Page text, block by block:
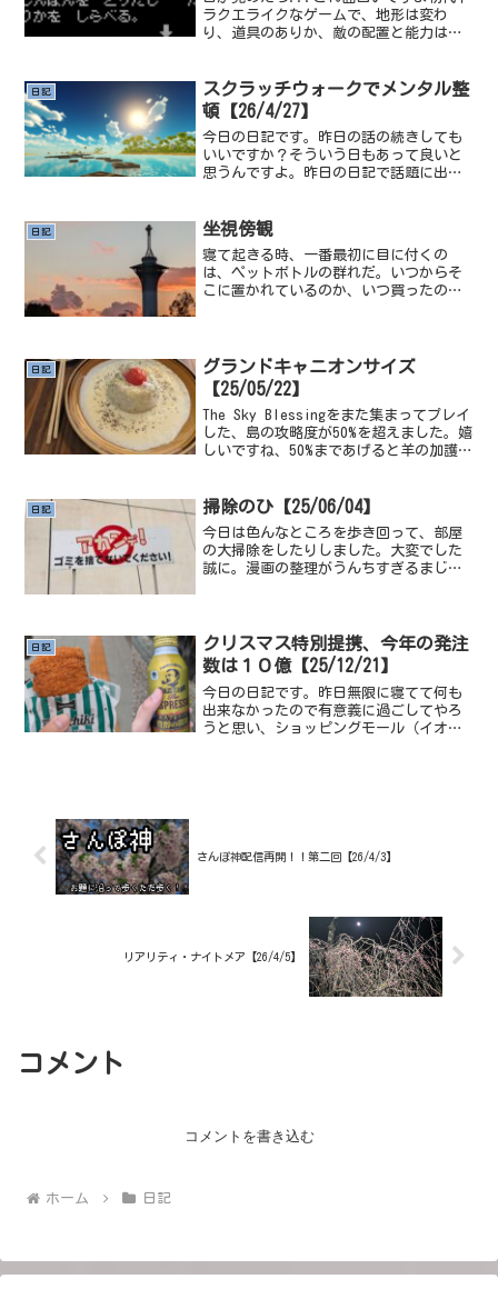
ラクエライクなゲームで、地形は変わ
り、道具のありか、敵の配置と能力はラ
ースされてたんですが、8月20日つい最近
日本語化したので...
日記
スクラッチウォークでメンタル整
頓【26/4/27】
今日の日記です。昨日の話の続きしても
いいですか？そういう日もあって良いと
思うんですよ。昨日の日記で話題に出し
とないなと思い、やってみてました。遊
日記 坐視傍観
寝て起きる時、一番最初に目に付くの
は、ペットボトルの群れだ。いつからそ
こに置かれているのか、いつ買ったのか
分以上中身が残っているもの...
日記
グランドキャニオンサイズ
【25/05/22】
The Sky Blessingをまた集まってプレイ
した、島の攻略度が50%を超えました。嬉
しいですね、50%まであげると羊の加護み
が手に入り、島の攻略が捗るようにな
日記 掃除のひ【25/06/04】
今日は色んなところを歩き回って、部屋
の大掃除をしたりしました。大変でした
誠に。漫画の整理がうんちすぎるまじ
う。多分千円にもならないだろ...
日記
クリスマス特別提携、今年の発注
数は１０億【25/12/21】
今日の日記です。昨日無限に寝てて何も
出来なかったので有意義に過ごしてやろ
うと思い、ショッピングモール（イオ
さんぽ神配信再開！！第二回【26/4/3】
リアリティ・ナイトメア【26/4/5】
コメント
コメントを書き込む
ホーム 日記